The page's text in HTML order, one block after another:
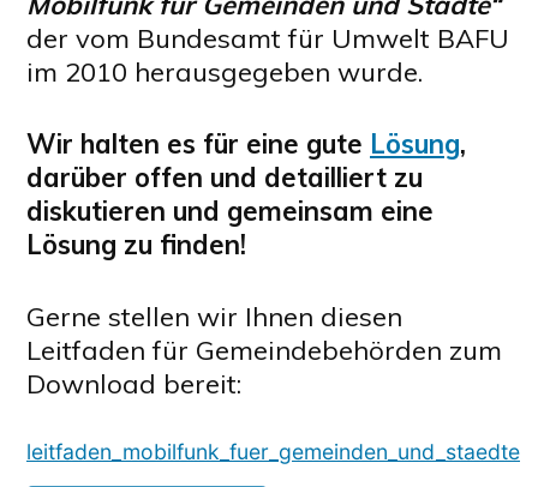
der vom Bundesamt für Umwelt BAFU
im 2010 herausgegeben wurde.
Wir halten es für eine gute Lösung,
darüber offen und detailliert zu
diskutieren und gemeinsam eine
Lösung zu finden!
Gerne stellen wir Ihnen diesen
Leitfaden für Gemeindebehörden zum
Download bereit:
leitfaden_mobilfunk_fuer_gemeinden_und_staedte